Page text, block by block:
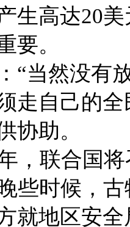
生高达20
要。
然没有放
走自己的
协助。
联合国将
时候，古
就地区安